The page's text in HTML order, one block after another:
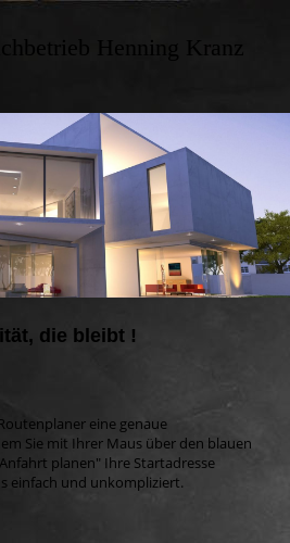
Henning Kranz
die bleibt !
eine genaue
Sie mit Ihrer Maus über den blauen
planen" Ihre Startadresse
einfach und unkompliziert.